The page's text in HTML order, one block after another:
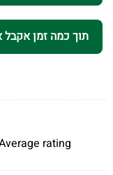
תוך כמה זמן
rating: